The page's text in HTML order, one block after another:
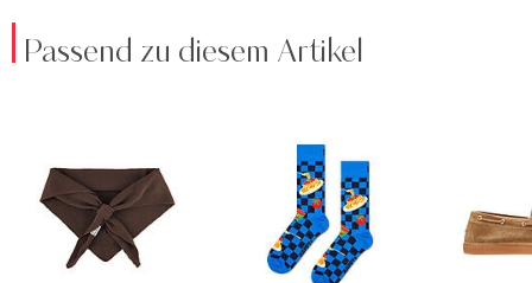
Passend zu diesem Artikel